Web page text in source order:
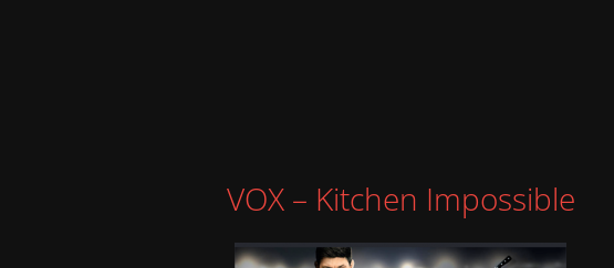
VOX – Kitchen Impossible